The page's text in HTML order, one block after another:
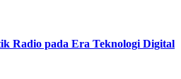
Radio pada Era Teknologi Digital